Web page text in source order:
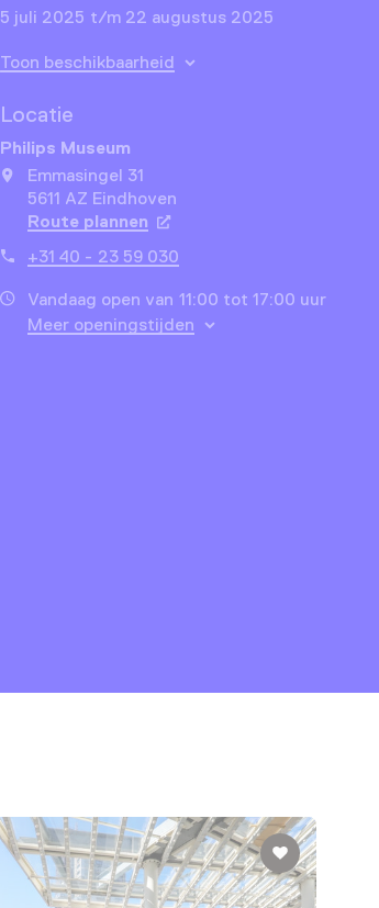
5 juli 2025 t/m 22 augustus 2025
Toon beschikbaarheid
Locatie
Philips Museum
Emmasingel 31
5611 AZ Eindhoven
Route plannen Opent in een nieuw tabblad
+31 40 - 23 59 030
Vandaag open van 11:00 tot 17:00 uur
Meer openingstijden